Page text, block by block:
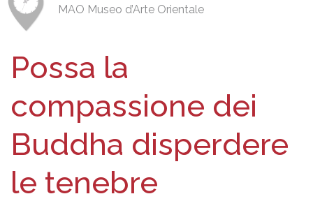
MAO Museo d’Arte Orientale
Possa la
compassione dei
Buddha disperdere
le tenebre